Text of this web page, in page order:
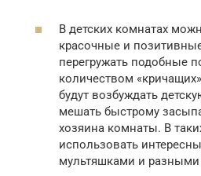
В детских комнатах
красочные и
перегружать подобные
количеством
будут возбуждать
мешать быстрому
хозяина комнаты. В
использовать
мультяшками и